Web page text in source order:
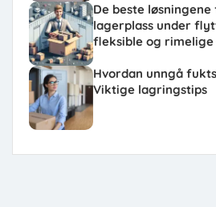
De beste
lagerplass under
fleksible og rimelige
Hvordan unngå
Viktige lagringstips